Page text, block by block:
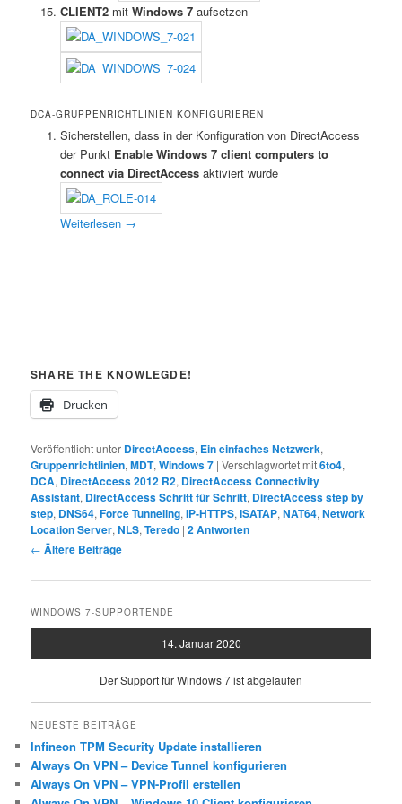
CLIENT2mit Windows 7aufsetzen
DCA-GRUPPENRICHTLINIEN KONFIGURIEREN
Sicherstellen, dass in der Konfiguration von DirectAccess
der Punkt Enable Windows 7 client computers to
connect via DirectAccessaktiviert wurde
Weiterlesen →
SHARE THE KNOWLEGDE!
Drucken
Veröffentlicht unter DirectAccess, Ein einfaches Netzwerk,
Gruppenrichtlinien,MDT,Windows 7 |Verschlagwortet mit6to4,
DCA, DirectAccess 2012 R2, DirectAccess Connectivity
Assistant, DirectAccess Schritt für Schritt, DirectAccess step by
step, DNS64,Force Tunneling,IP-HTTPS,ISATAP,NAT64,Network
Location Server,NLS,Teredo |2Antworten
Beitragsnavigation
← Ältere Beiträge
WINDOWS 7-SUPPORTENDE
14. Januar 2020
Der Support für Windows 7 ist abgelaufen
NEUESTE BEITRÄGE
Infineon TPM Security Update installieren
Always On VPN – Device Tunnel konfigurieren
Always On VPN – VPN-Profil erstellen